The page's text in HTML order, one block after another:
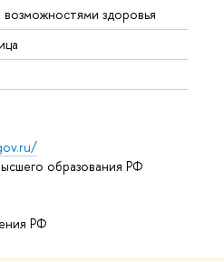
здоровья
образования РФ
РФ